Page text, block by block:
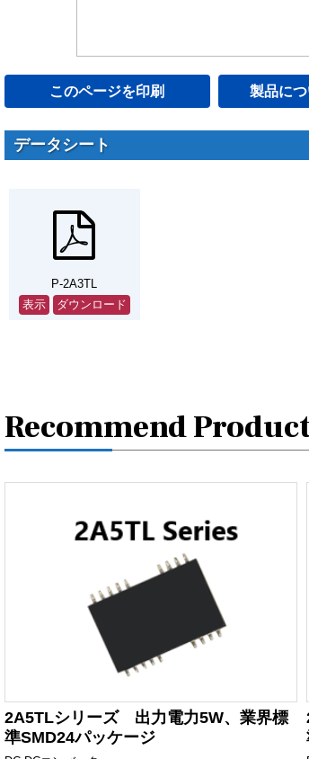
このページを印刷 製品に
データシート
P-2A3TL
表示
ダウンロード
Recommend
2A5TLシリーズ 出力電力5W、業界標
準SMD24パッケージ